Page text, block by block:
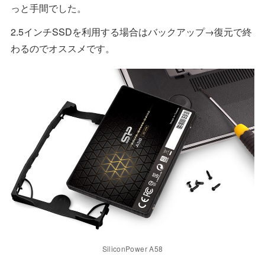
っと手間でした。
2.5インチSSDを利用する場合はバックアップ→復元で終
わるのでオススメです。
SiliconPower A58